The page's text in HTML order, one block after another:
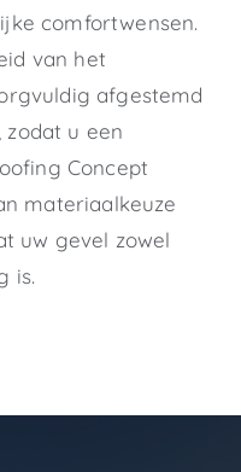
comfortwensen.
van het
afgestemd
u een
Concept
materiaalkeuze
uw gevel zowel
is.